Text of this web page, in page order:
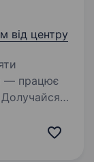
від центру